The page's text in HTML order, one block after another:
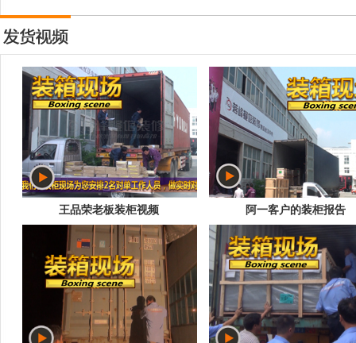
王品荣老板装柜视频 阿一客户的装柜报告